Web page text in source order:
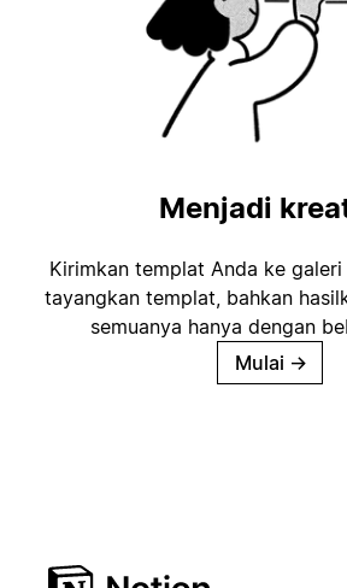
Menjadi
Kirimkan templat Anda ke
tayangkan templat, bahkan
semuanya hanya dengan
Mulai →